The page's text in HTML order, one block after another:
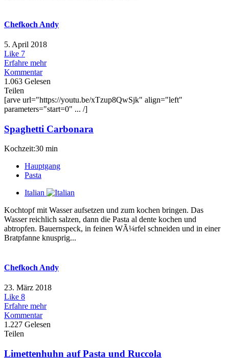
Chefkoch Andy
5. April 2018
Like 7
Erfahre mehr
Kommentar
1.063 Gelesen
Teilen
[arve url="https://youtu.be/xTzup8QwSjk" align="left"
parameters="start=0" ... /]
Spaghetti Carbonara
Kochzeit:30 min
Hauptgang
Pasta
Italian
Kochtopf mit Wasser aufsetzen und zum kochen bringen. Das
Wasser reichlich salzen, dann die Pasta al dente kochen und
abtropfen. Bauernspeck, in feinen WÃ¼rfel schneiden und in einer
Bratpfanne knusprig...
Chefkoch Andy
23. März 2018
Like 8
Erfahre mehr
Kommentar
1.227 Gelesen
Teilen
Limettenhuhn auf Pasta und Ruccola